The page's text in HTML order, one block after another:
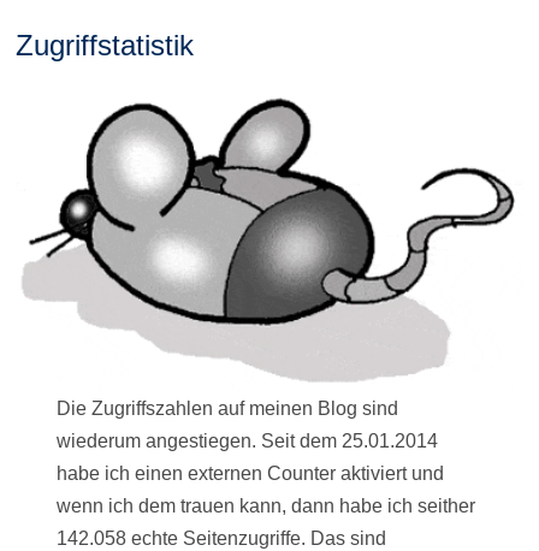
Zugriffstatistik
Die Zugriffszahlen auf meinen Blog sind
wiederum angestiegen. Seit dem 25.01.2014
habe ich einen externen Counter aktiviert und
wenn ich dem trauen kann, dann habe ich seither
142.058 echte Seitenzugriffe. Das sind